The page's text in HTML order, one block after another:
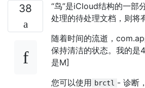
38
“鸟”是iCloud结构的一部
处理的待处理文档，则将
随着时间的流逝，
保持清洁的状态。我的是
是M]
您可以使用 brctl - 诊断